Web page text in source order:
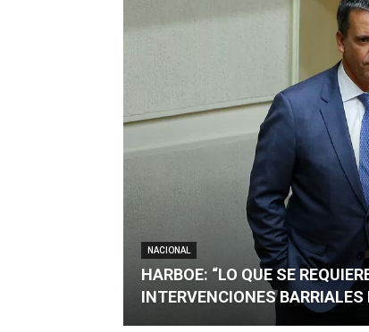
NACIONAL
HARBOE: “LO QUE SE
INTERVENCIONES BARRIALES